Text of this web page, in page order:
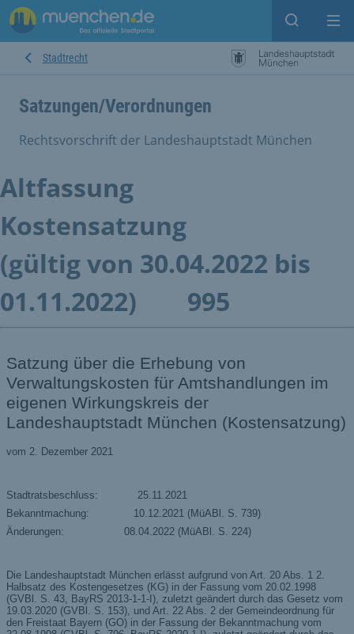
Suche
Stadtrecht
Satzungen/Verordnungen
Rechtsvorschrift der Landeshauptstadt München
Altfassung
Kostensatzung
(gültig von 30.04.2022 bis
01.11.2022)
995